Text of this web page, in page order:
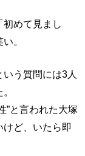
めて見まし
。
う質問には3人
”と言われた大塚
ど、いたら即